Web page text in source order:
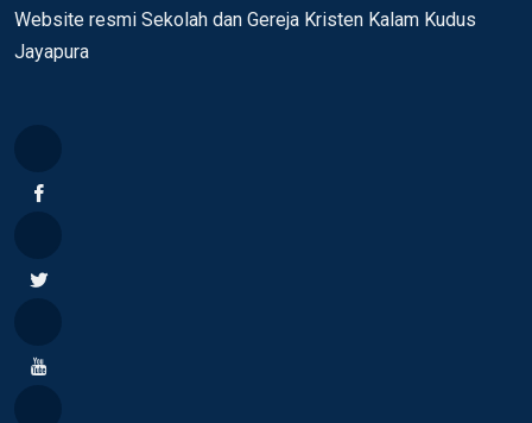
Website resmi Sekolah dan Gereja Kristen Kalam Kudus
Jayapura